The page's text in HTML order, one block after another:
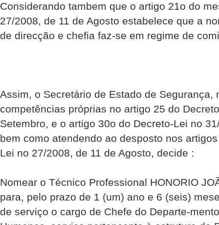
Considerando tambem que o artigo 21o do
27/2008, de 11 de Agosto estabelece que a
de direcção e chefia faz-se em regime de
Assim, o Secretário de Estado de Segurança,
competências próprias no artigo 25 do
Setembro, e o artigo 30o do Decreto-Lei no
bem como atendendo ao desposto nos
Lei no 27/2008, de 11 de Agosto, decide :
Nomear o Técnico Professional HONORIO
para, pelo prazo de 1 (um) ano e 6 (seis)
de serviço o cargo de Chefe do Departe-